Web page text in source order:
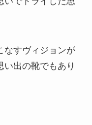
なすヴィジョンが
い出の靴でもあり